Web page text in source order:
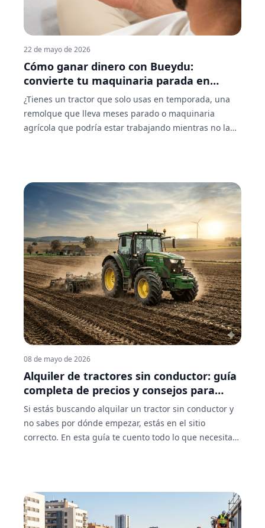
cuándo tiene sentido frente a la compra, y qué
maquinaria puedes encontrar disponible en BUEYDU.
22 de mayo de 2026
Cómo ganar dinero con Bueydu:
convierte tu maquinaria parada en
ingresos reales
¿Tienes un tractor que solo usas en temporada, una
remolque que lleva meses parado o maquinaria
agrícola que podría estar trabajando mientras no la
precisamente para eso. En este artículo te explicamos
cómo convertir tu maquinaria parada en una fuente
de ingresos de dos formas o métodos posibles, paso a
paso, tanto si quieres sacarle un rendimiento extra a
lo que ya tienes como si estás pensando en crear una
empresa profesional de alquiler o renting de
maquinaria.
08 de mayo de 2026
Alquiler de tractores sin conductor: guía
completa de precios y consejos para
acertar
Si estás buscando alquilar un tractor sin conductor y
no sabes por dónde empezar, estás en el sitio
correcto. En esta guía te cuento todo lo que necesitas
opción cerca de ti. Sin rodeos.